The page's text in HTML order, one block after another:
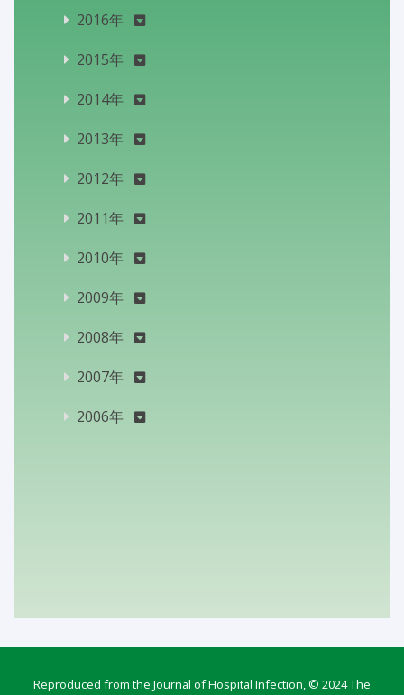
2016年
2015年
2014年
2013年
2012年
2011年
2010年
2009年
2008年
2007年
2006年
Reproduced from the Journal of Hospital Infection, © 2024 The